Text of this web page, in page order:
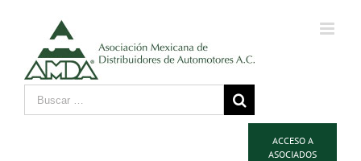
ACCESO A
ASOCIADOS